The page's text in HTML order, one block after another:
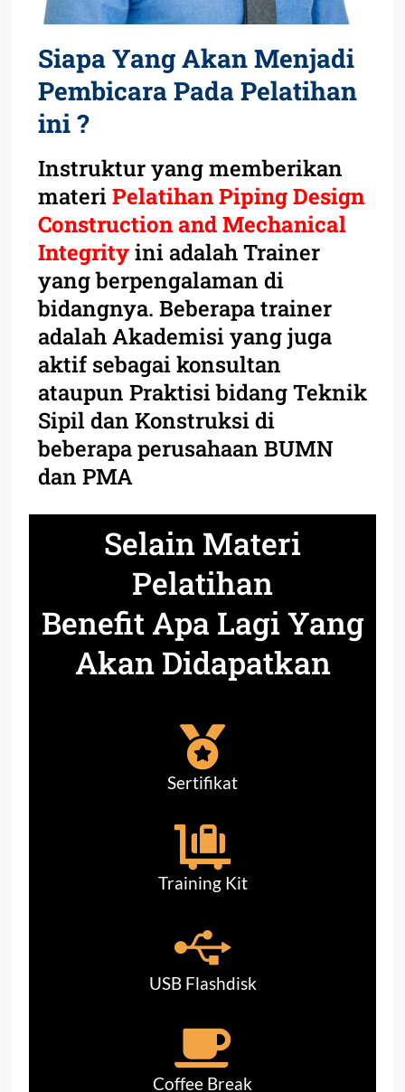
Siapa Yang Akan Menjadi
Pembicara Pada Pelatihan
ini ?
Instruktur yang memberikan
materiPelatihan Piping Design
Construction and Mechanical
Integrityini adalah Trainer
yang berpengalaman di
bidangnya. Beberapa trainer
adalah Akademisi yang juga
aktif sebagai konsultan
ataupun Praktisi bidang Teknik
Sipil dan Konstruksi di
beberapa perusahaan BUMN
dan PMA
Selain Materi
Pelatihan
Benefit Apa Lagi Yang
Akan Didapatkan
Sertifikat
Training Kit
USB Flashdisk
Coffee Break